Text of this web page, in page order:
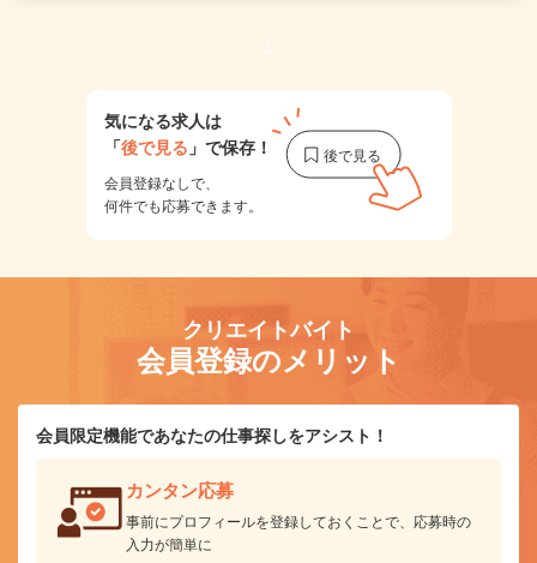
1
気になる求人は
「後で見る 」で保存！
会員登録なしで、
何件でも応募できます。
クリエイトバイト
会員登録のメリット
会員限定機能であなたの仕事探しをアシスト！
カンタン応募
事前にプロフィールを登録しておくことで、応募時の
入力が簡単に